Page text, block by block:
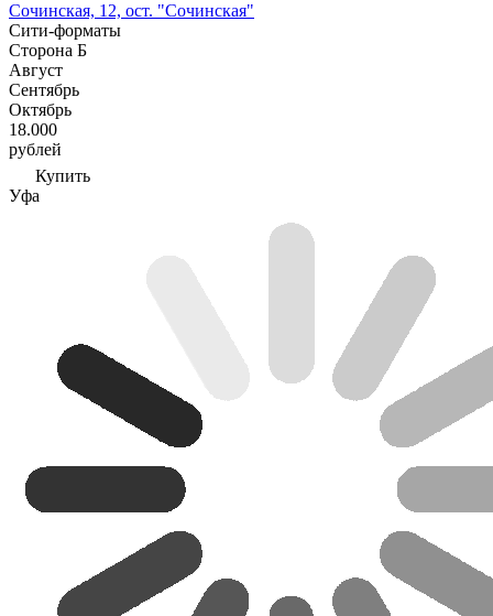
Сочинская, 12, ост. "Сочинская"
Сити-форматы
Сторона Б
Август
Сентябрь
Октябрь
18.000
рублей
Купить
Уфа